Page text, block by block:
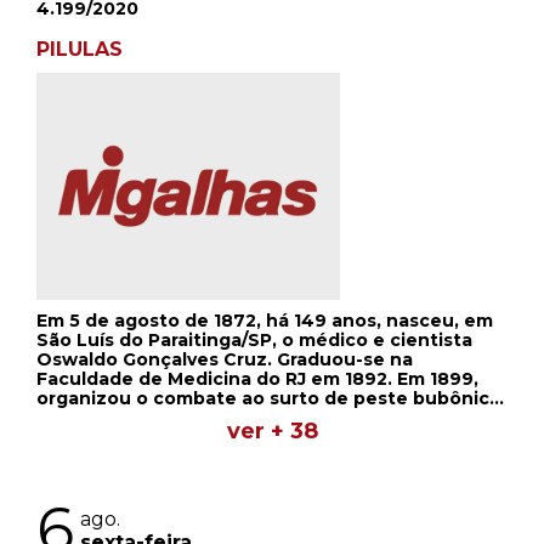
4.199/2020
PILULAS
Em 5 de agosto de 1872, há 149 anos, nasceu, em
São Luís do Paraitinga/SP, o médico e cientista
Oswaldo Gonçalves Cruz. Graduou-se na
Faculdade de Medicina do RJ em 1892. Em 1899,
organizou o combate ao surto de peste bubônica.
Ao combater a febre amarela, na mesma época,
enfrentou problemas. Grande parte dos médicos
mosquito. Em 1904, com o recrudescimento dos
surtos de varíola, o sanitarista tentou promover a
ver + 38
ago.